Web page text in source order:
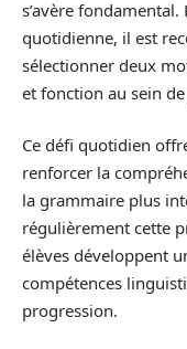
s’avère
quotidienne, il est
sélectionner deux
et fonction au sein
Ce défi quotidien
renforcer la
la grammaire plus
régulièrement cette
élèves développent
compétences
progression.